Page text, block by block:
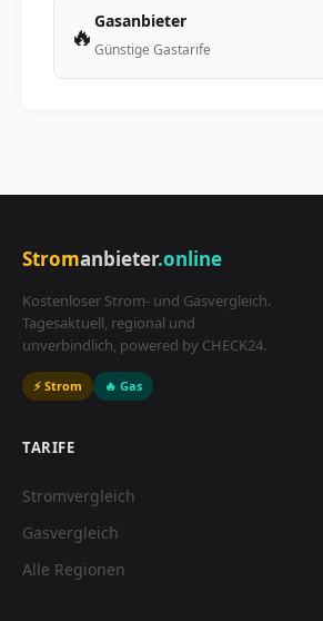
🔥 Gasanbieter
Günstige Gastarife
Stromanbieter.online
Kostenloser Strom- und Gasvergleich.
Tagesaktuell, regional und
unverbindlich, powered by CHECK24.
⚡ Strom 🔥 Gas
TARIFE
Stromvergleich
Gasvergleich
Alle Regionen